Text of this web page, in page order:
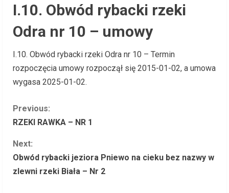
I.10. Obwód rybacki rzeki
Odra nr 10 – umowy
I.10. Obwód rybacki rzeki Odra nr 10 – Termin
rozpoczęcia umowy rozpoczął się 2015-01-02, a umowa
wygasa 2025-01-02.
C
n
t
Previous:
RZEKI RAWKA – NR 1
Next:
Obwód rybacki jeziora Pniewo na cieku bez nazwy w
zlewni rzeki Biała – Nr 2